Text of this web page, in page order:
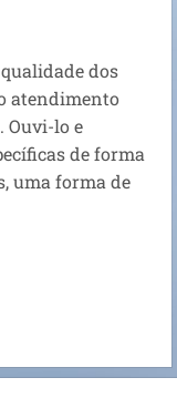
dos
atendimento
Ouvi-lo e
de forma
uma forma de